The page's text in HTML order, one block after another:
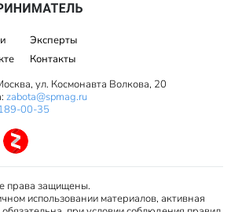
Эксперты
Контакты
ул. Космонавта Волкова, 20
zabota@spmag.ru
00-35
защищены.
использовании материалов, активная